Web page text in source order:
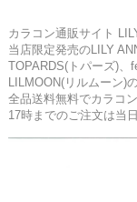
カラコン通販サイト
当店限定発売のLILY
TOPARDS(トパーズ)、
LILMOON(リルムーン)
全品送料無料でカラコ
17時までのご注文は当